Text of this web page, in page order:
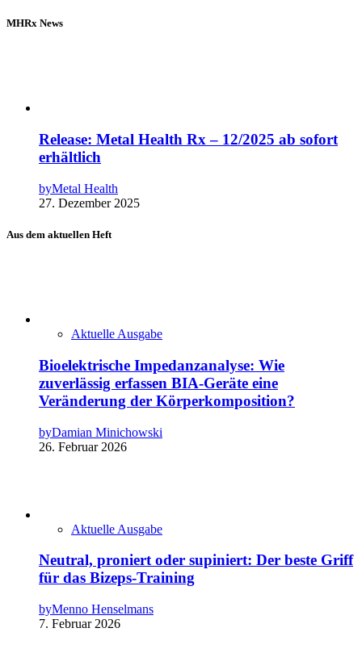
MHRx News
Release: Metal Health Rx – 12/2025 ab sofort
erhältlich
byMetal Health
27. Dezember 2025
Aus dem aktuellen Heft
Aktuelle Ausgabe
Bioelektrische Impedanzanalyse: Wie
zuverlässig erfassen BIA-Geräte eine
Veränderung der Körperkomposition?
byDamian Minichowski
26. Februar 2026
Aktuelle Ausgabe
Neutral, proniert oder supiniert: Der beste Griff
für das Bizeps-Training
byMenno Henselmans
7. Februar 2026